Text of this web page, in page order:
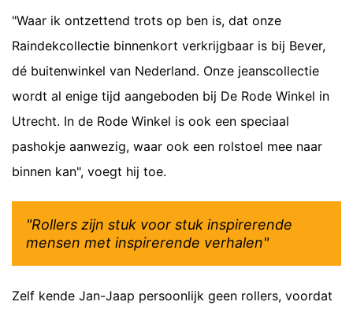
"Waar ik ontzettend trots op ben is, dat onze
Raindekcollectie binnenkort verkrijgbaar is bij Bever,
dé buitenwinkel van Nederland. Onze jeanscollectie
wordt al enige tijd aangeboden bij De Rode Winkel in
Utrecht. In de Rode Winkel is ook een speciaal
pashokje aanwezig, waar ook een rolstoel mee naar
binnen kan", voegt hij toe.
"Rollers zijn stuk voor stuk inspirerende
mensen met inspirerende verhalen"
Zelf kende Jan-Jaap persoonlijk geen rollers, voordat